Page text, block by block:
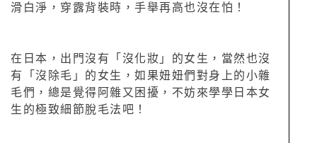
滑白淨，穿露背裝時，手舉再高也沒在怕！
在日本，出門沒有「沒化妝」的女生，當然也沒
有「沒除毛」的女生，如果妞妞們對身上的小雜
毛們，總是覺得阿雜又困擾，不妨來學學日本女
生的極致細節脫毛法吧！